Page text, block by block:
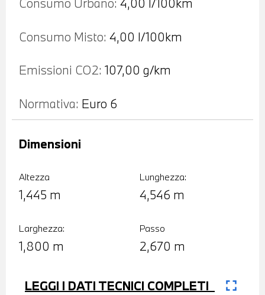
Consumo Misto: 4,00 l/100km
Emissioni CO2: 107,00 g/km
Normativa: Euro 6
Altezza
1,445 m
Lunghezza:
4,546 m
Dimensioni
Larghezza:
1,800 m
Passo
2,670 m
LEGGI I DATI TECNICI COMPLETI fullscreen